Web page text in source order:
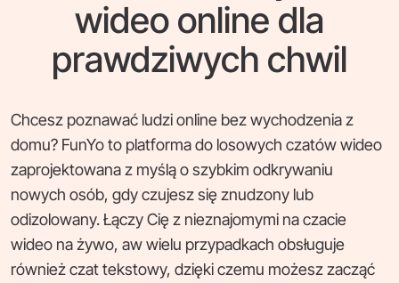
wideo online dla
prawdziwych chwil
Chcesz poznawać ludzi online bez wychodzenia z
domu? FunYo to platforma do losowych czatów wideo
zaprojektowana z myślą o szybkim odkrywaniu
nowych osób, gdy czujesz się znudzony lub
odizolowany. Łączy Cię z nieznajomymi na czacie
wideo na żywo, aw wielu przypadkach obsługuje
również czat tekstowy, dzięki czemu możesz zacząć